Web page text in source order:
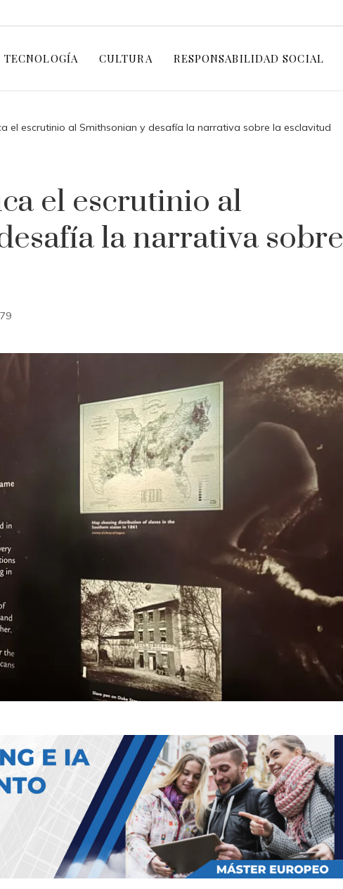
TECNOLOGÍA CULTURA RESPONSABILIDAD SOCIAL
el escrutinio al Smithsonian y desafía la narrativa sobre la esclavitud
el escrutinio al
la narrativa sobre